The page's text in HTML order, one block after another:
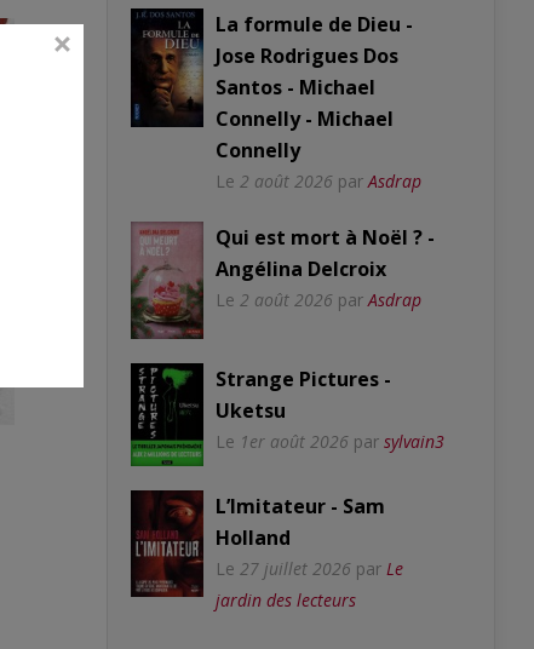
La formule de Dieu -
Jose Rodrigues Dos
Santos - Michael
Connelly - Michael
Connelly
Le 2 août 2026 par Asdrap
Qui est mort à Noël ? -
Angélina Delcroix
Le 2 août 2026 par Asdrap
Strange Pictures -
Uketsu
Le 1er août 2026 par sylvain3
L’Imitateur - Sam
Holland
Le 27 juillet 2026 par Le
jardin des lecteurs